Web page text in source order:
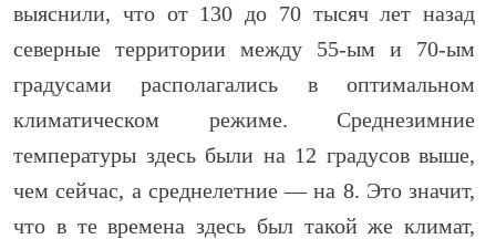
выяснили, что от 130 до 70 тысяч лет назад
северные территории между 55-ым и 70-ым
градусами располагались в оптимальном
климатическом режиме. Среднезимние
температуры здесь были на 12 градусов выше,
чем сейчас, а среднелетние — на 8. Это значит,
что в те времена здесь был такой же климат,